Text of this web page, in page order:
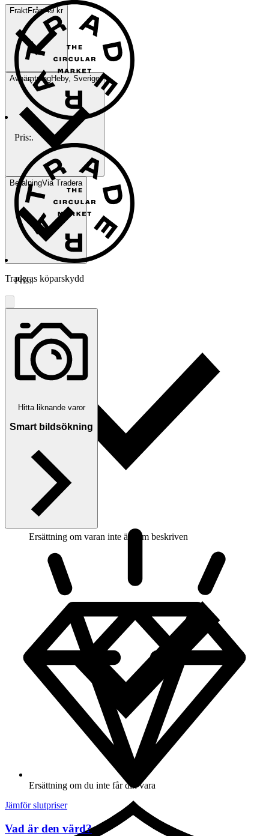
FraktFrån 49 kr
AvhämtningHeby, Sverige
BetalningVia Tradera
Traderas köparskydd
Ersättning om varan inte är som beskriven
Ersättning om du inte får din vara
Pris:.
Pris:.
Hitta liknande varor
Smart bildsökning
Jämför slutpriser
Vad är den värd?